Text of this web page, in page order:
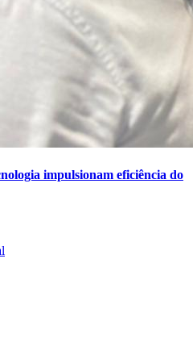
impulsionam eficiência do